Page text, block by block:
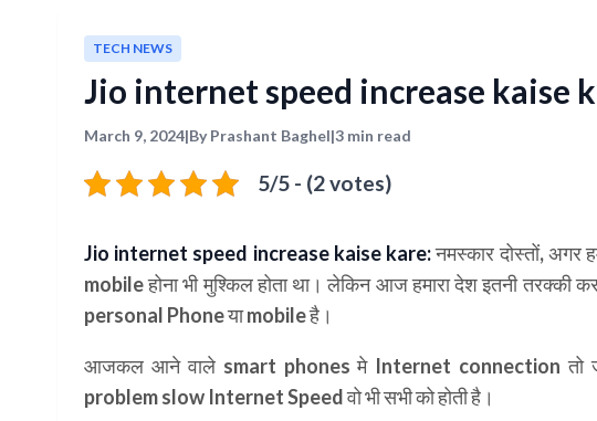
TECH NEWS
Jio internet speed increase kaise
March 9, 2024|By Prashant Baghel|3 min read
5/5 - (2 votes)
Jio internet speed increase kaise kare:नमस्कार दोस्तों, अगर
mobile होना भी मुश्किल होता था। लेकिन आज हमारा देश इतनी
personal Phone या mobile है।
आजकल आने वाले smart phones मे Internet connection तो
problem slow Internet Speed वो भी सभी को होती है।